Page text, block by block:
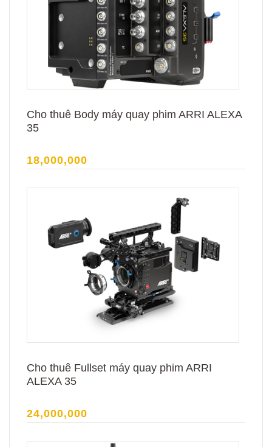
Cho thuê Body máy quay phim ARRI ALEXA
35
18,000,000
Cho thuê Fullset máy quay phim ARRI
ALEXA 35
24,000,000